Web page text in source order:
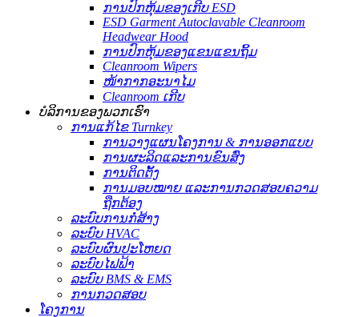
ການປົກຫຸ້ມຂອງເກີບ ESD
ESD Garment Autoclavable Cleanroom
Headwear Hood
ການປົກຫຸ້ມຂອງແຂນແຂນຖິ້ມ
Cleanroom Wipers
ໜ້າກາກອະນາໄມ
Cleanroom ເກີບ
ບໍລິການຂອງພວກເຮົາ
ການ​ແກ້​ໄຂ Turnkey​
ການວາງແຜນໂຄງການ & ການອອກແບບ
ການຜະລິດແລະການຂົນສົ່ງ
ການຕິດຕັ້ງ
ການມອບໝາຍ ແລະການກວດສອບຄວາມ
ຖືກຕ້ອງ
ລະບົບການກໍ່ສ້າງ
ລະບົບ HVAC
ລະບົບຜົນປະໂຫຍດ
ລະບົບໄຟຟ້າ
ລະບົບ BMS & EMS
ການກວດສອບ
ໂຄງການ